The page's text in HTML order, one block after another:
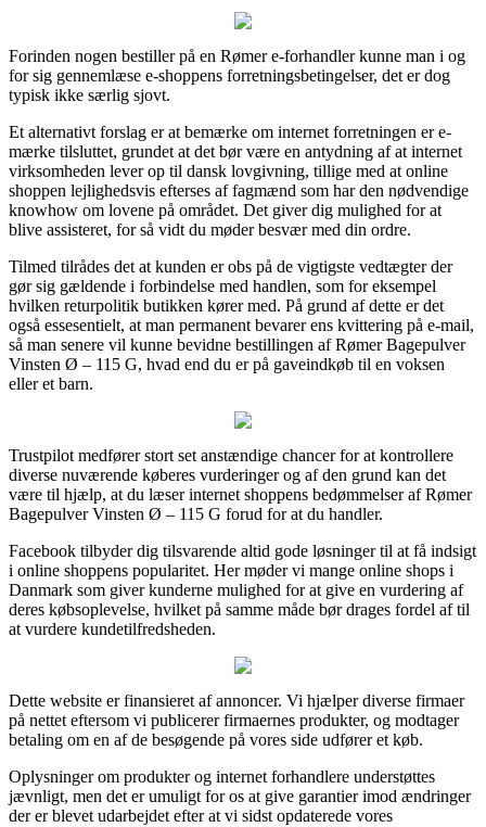
Forinden nogen bestiller på en Rømer e-forhandler kunne man i og
for sig gennemlæse e-shoppens forretningsbetingelser, det er dog
typisk ikke særlig sjovt.
Et alternativt forslag er at bemærke om internet forretningen er e-
mærke tilsluttet, grundet at det bør være en antydning af at internet
virksomheden lever op til dansk lovgivning, tillige med at online
shoppen lejlighedsvis efterses af fagmænd som har den nødvendige
knowhow om lovene på området. Det giver dig mulighed for at
blive assisteret, for så vidt du møder besvær med din ordre.
Tilmed tilrådes det at kunden er obs på de vigtigste vedtægter der
gør sig gældende i forbindelse med handlen, som for eksempel
hvilken returpolitik butikken kører med. På grund af dette er det
også essesentielt, at man permanent bevarer ens kvittering på e-mail,
så man senere vil kunne bevidne bestillingen af Rømer Bagepulver
Vinsten Ø – 115 G, hvad end du er på gaveindkøb til en voksen
eller et barn.
Trustpilot medfører stort set anstændige chancer for at kontrollere
diverse nuværende køberes vurderinger og af den grund kan det
være til hjælp, at du læser internet shoppens bedømmelser af Rømer
Bagepulver Vinsten Ø – 115 G forud for at du handler.
Facebook tilbyder dig tilsvarende altid gode løsninger til at få indsigt
i online shoppens popularitet. Her møder vi mange online shops i
Danmark som giver kunderne mulighed for at give en vurdering af
deres købsoplevelse, hvilket på samme måde bør drages fordel af til
at vurdere kundetilfredsheden.
Dette website er finansieret af annoncer. Vi hjælper diverse firmaer
på nettet eftersom vi publicerer firmaernes produkter, og modtager
betaling om en af de besøgende på vores side udfører et køb.
Oplysninger om produkter og internet forhandlere understøttes
jævnligt, men det er umuligt for os at give garantier imod ændringer
der er blevet udarbejdet efter at vi sidst opdaterede vores